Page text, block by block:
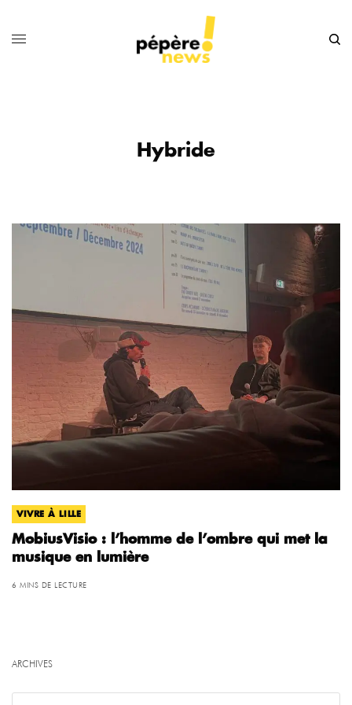
Hybride
VIVRE À LILLE
MobiusVisio : l’homme de l’ombre qui met la
musique en lumière
6 MINS DE LECTURE
ARCHIVES